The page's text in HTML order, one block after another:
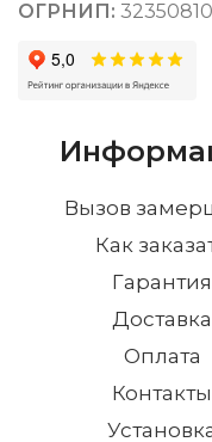
ОГРНИП:
Вызов
Как
Гарантия
Доставка
Оплата
Контакты